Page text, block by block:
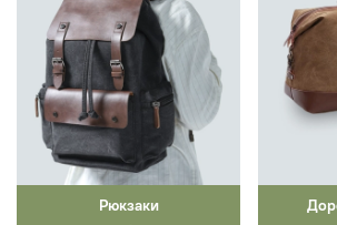
Рюкзаки